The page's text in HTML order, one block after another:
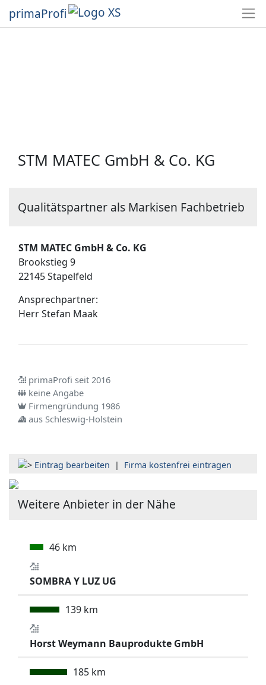
primaProfi
STM MATEC GmbH & Co. KG
Qualitätspartner als Markisen Fachbetrieb
STM MATEC GmbH & Co. KG
Brookstieg 9
22145 Stapelfeld
Ansprechpartner:
HerrStefan Maak
primaProfi seit 2016
keine Angabe
Firmengründung 1986
aus Schleswig-Holstein
Eintrag bearbeiten | Firma kostenfrei eintragen
Weitere Anbieter in der Nähe
46 km
SOMBRA Y LUZ UG
139 km
Horst Weymann Bauprodukte GmbH
185 km